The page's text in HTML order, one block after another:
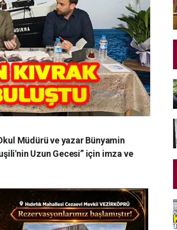
Müdürü ve yazar Bünyamin
Uzun Gecesi” için imza ve